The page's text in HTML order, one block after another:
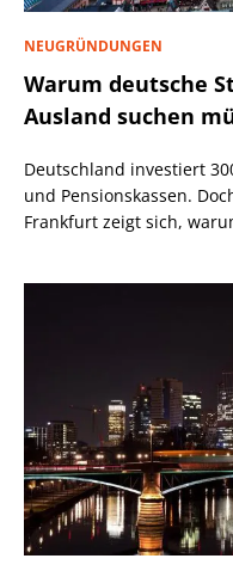
NEUGRÜNDUNGEN
Warum deutsche
Ausland suchen
Deutschland investiert
und Pensionskassen.
Frankfurt zeigt sich,